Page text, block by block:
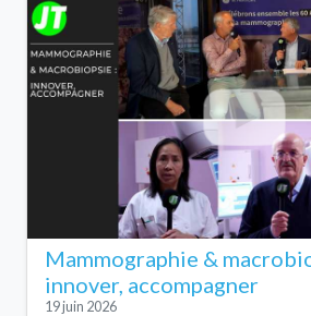
Mammographie &
innover, accompagner
19 juin 2026